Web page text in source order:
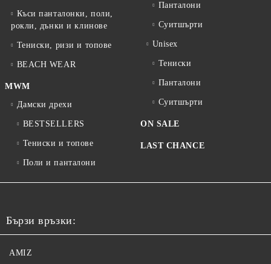
Къси панталонки, поли,
рокли, дънки и клинове
Тениски, ризи и топове
BEACH WEAR
MWM
Дамски дрехи
BESTSELLERS
Тениски и топове
Поли и панталони
Панталони
Суитшърти
Unisex
Тениски
Панталони
Суитшърти
ON SALE
LAST CHANCE
Бързи връзки:
AMIZ